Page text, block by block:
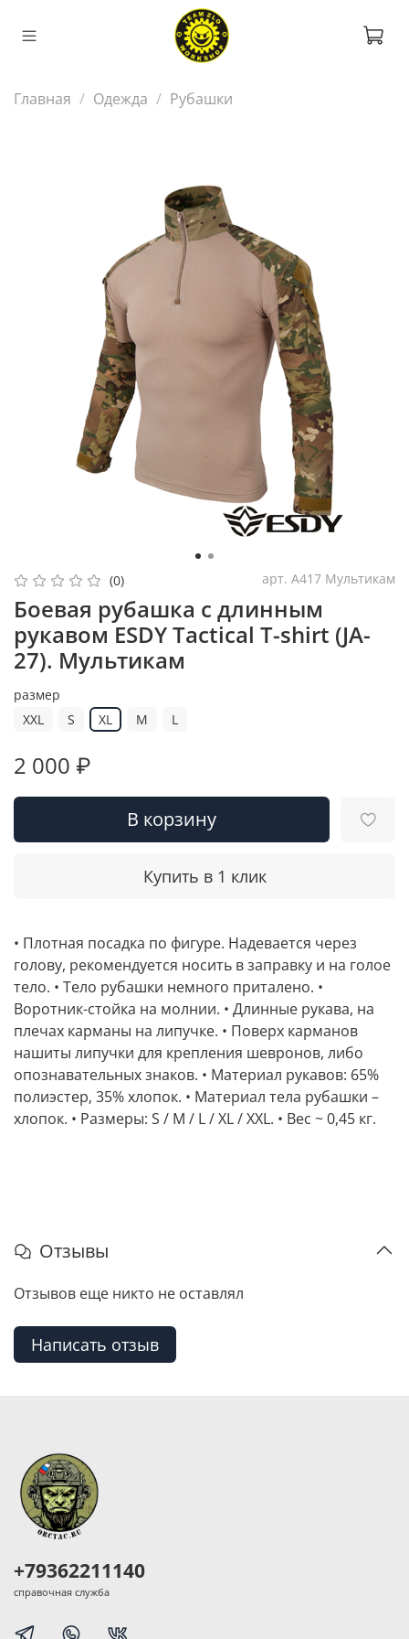
Главная Одежда Рубашки
(0) арт. A417 Мультикам
Боевая рубашка с длинным
рукавом ESDY Tactical T-shirt (JA-
27). Мультикам
размер
XXL
S XL M L
2 000 ₽
В корзину
Купить в 1 клик
• Плотная посадка по фигуре. Надевается через
голову, рекомендуется носить в заправку и на голое
тело. • Тело рубашки немного приталено. •
Воротник-стойка на молнии. • Длинные рукава, на
плечах карманы на липучке. • Поверх карманов
нашиты липучки для крепления шевронов, либо
опознавательных знаков. • Материал рукавов: 65%
полиэстер, 35% хлопок. • Материал тела рубашки –
хлопок. • Размеры: S / M / L / XL / XXL. • Вес ~ 0,45 кг.
Отзывы
Отзывов еще никто не оставлял
Написать отзыв
+79362211140
справочная служба